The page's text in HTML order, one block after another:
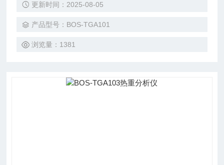
化、分解出气体或失去结晶水时，被测的物质质量就会发生变
线，就可以知道被测物质在多少度时产生变化，并且根据失重
量，可以计算失去了多少物质。
更新时间：2025-08-05
产品型号：BOS-TGA101
浏览量：1381